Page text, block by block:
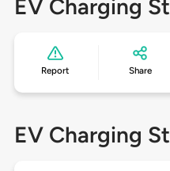
EV Charging
Report Share
EV Charging